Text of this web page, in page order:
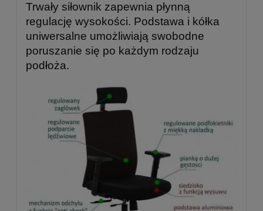
Trwały siłownik zapewnia płynną
regulację wysokości. Podstawa i kółka
uniwersalne umożliwiają swobodne
poruszanie się po każdym rodzaju
podłoża.